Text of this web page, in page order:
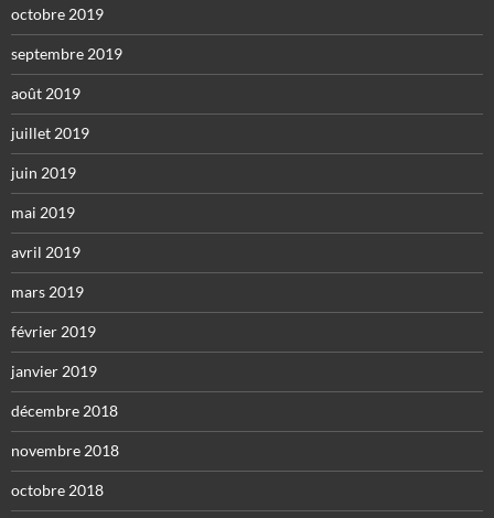
octobre 2019
septembre 2019
août 2019
juillet 2019
juin 2019
mai 2019
avril 2019
mars 2019
février 2019
janvier 2019
décembre 2018
novembre 2018
octobre 2018